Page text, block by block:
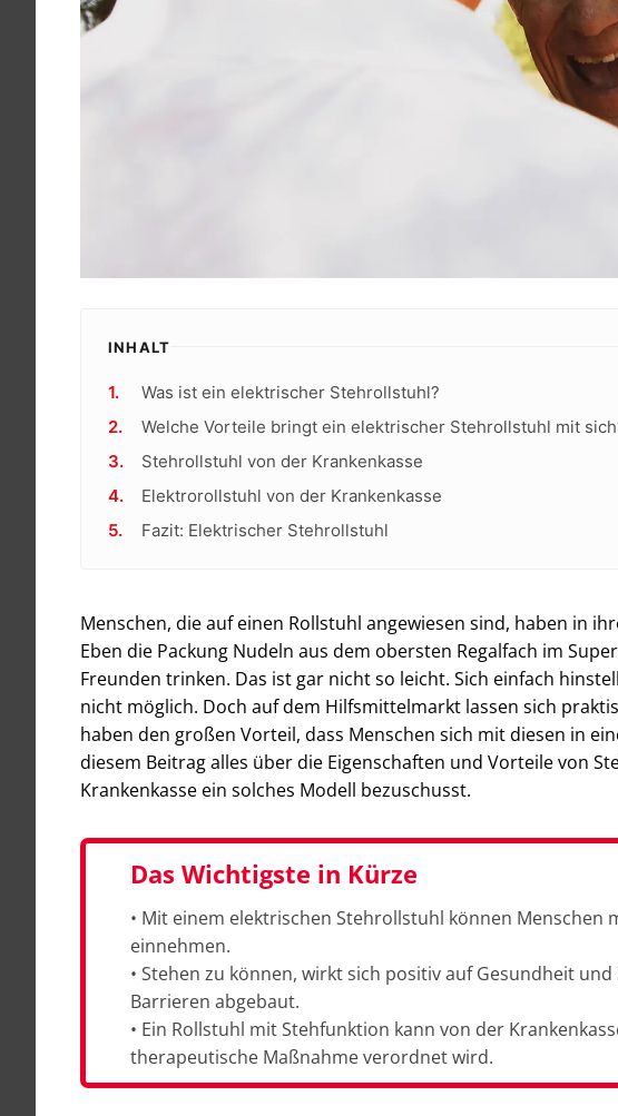
INHALT
Was ist ein elektrischer Stehrollstuhl?
Welche Vorteile bringt ein elektrischer Stehrollstuhl mit
Stehrollstuhl von der Krankenkasse
Elektrorollstuhl von der Krankenkasse
Fazit: Elektrischer Stehrollstuhl
Menschen, die auf einen Rollstuhl angewiesen sind, haben in
Eben die Packung Nudeln aus dem obersten Regalfach im
Freunden trinken. Das ist gar nicht so leicht. Sich einfach
nicht möglich. Doch auf dem Hilfsmittelmarkt lassen sich
haben den großen Vorteil, dass Menschen sich mit diesen in
diesem Beitrag alles über die Eigenschaften und Vorteile von
Krankenkasse ein solches Modell bezuschusst.
Das Wichtigste in Kürze
• Mit einem elektrischen Stehrollstuhl können
einnehmen.
• Stehen zu können, wirkt sich positiv auf Gesundheit
Barrieren abgebaut.
• Ein Rollstuhl mit Stehfunktion kann von der
therapeutische Maßnahme verordnet wird.